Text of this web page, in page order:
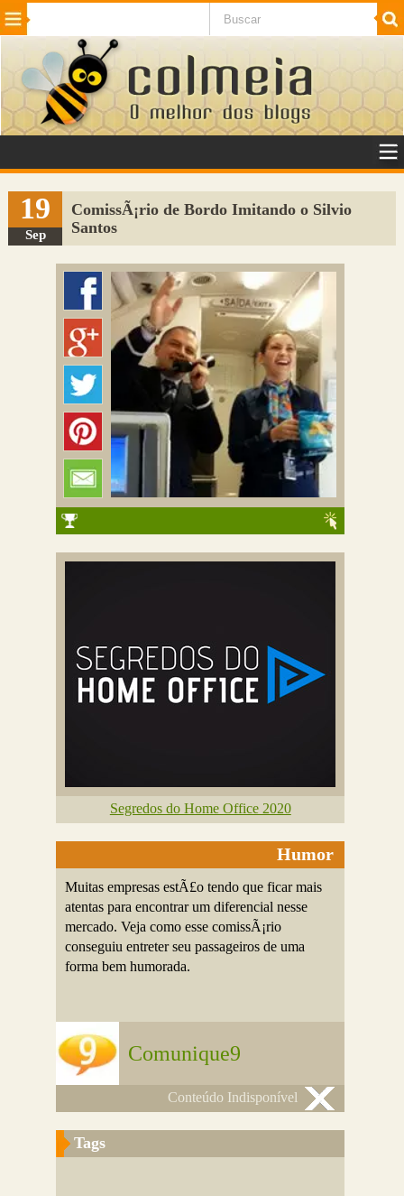
Beleza Cinema e TV
Internet Jogos NotÃ­cias SaÃºde
VeÃ­culos Adulto
Sugerir Link
Adicionar Blog
Colmeia Exchange
Perguntas Frequentes
19
Sep
ComissÃ¡rio de Bordo Imitando o Silvio
Santos
Segredos do Home Office 2020
Humor
Muitas empresas estÃ£o tendo que ficar mais
atentas para encontrar um diferencial nesse
mercado. Veja como esse comissÃ¡rio
conseguiu entreter seu passageiros de uma
forma bem humorada.
Comunique9
Conteúdo Indisponível
Tags